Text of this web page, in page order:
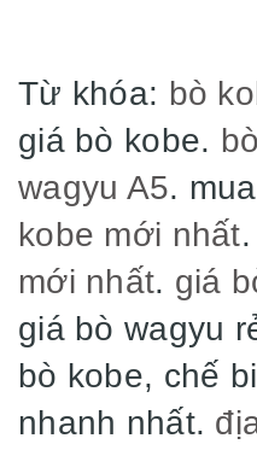
Từ khóa: bò
giá bò kobe.
wagyu A5.
kobe mới nhất.
mới nhất. giá
giá bò wagyu
bò kobe, chế
nhanh nhất.